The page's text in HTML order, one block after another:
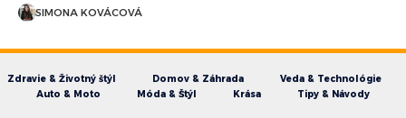
SIMONA KOVÁCOVÁ
Zdravie & Životný štýl Domov & Záhrada
Veda & Technológie
Auto & Moto
Móda & Štýl Krása Tipy & Návody